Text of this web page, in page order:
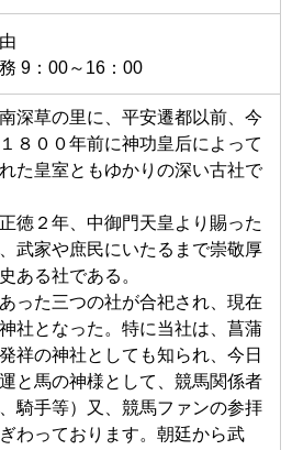
9：00～16：00
深草の里に、平安遷都以前、今
８００年前に神功皇后によって
た皇室ともゆかりの深い古社で
徳２年、中御門天皇より賜った
武家や庶民にいたるまで崇敬厚
ある社である。
った三つの社が合祀され、現在
社となった。特に当社は、菖蒲
祥の神社としても知られ、今日
と馬の神様として、競馬関係者
、騎手等）又、競馬ファンの参拝
わっております。朝廷から武